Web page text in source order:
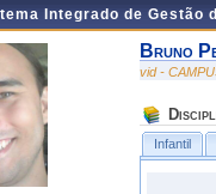
Integrado de Gestão
Bruno
vid -
Infantil